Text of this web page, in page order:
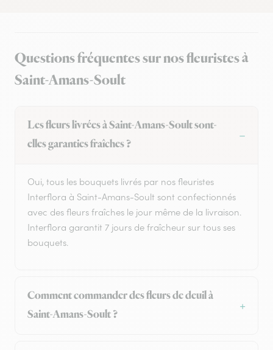
Questions fréquentes sur nos fleuristes à
Saint-Amans-Soult
Les fleurs livrées à Saint-Amans-Soult sont-
elles garanties fraîches ?
Oui, tous les bouquets livrés par nos fleuristes
Interflora à Saint-Amans-Soult sont confectionnés
avec des fleurs fraîches le jour même de la livraison.
Interflora garantit 7 jours de fraîcheur sur tous ses
bouquets.
Comment commander des fleurs de deuil à
Saint-Amans-Soult ?